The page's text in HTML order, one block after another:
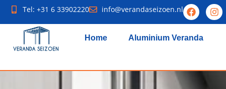
Tel: +31 6 33902220 info@verandaseizoen.nl
Home Aluminium Veranda